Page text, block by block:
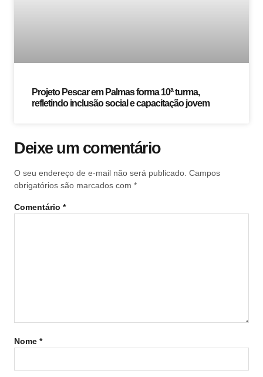
Projeto Pescar em Palmas forma 10ª turma,
refletindo inclusão social e capacitação jovem
Deixe um comentário
O seu endereço de e-mail não será publicado. Campos
obrigatórios são marcados com *
Comentário *
Nome *